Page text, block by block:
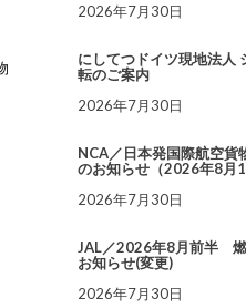
2026年7月30日
にしてつドイツ現地法人
転のご案内
2026年7月30日
NCA／日本発国際航空貨
のお知らせ（2026年8月
2026年7月30日
JAL／2026年8月前半
お知らせ(変更)
2026年7月30日